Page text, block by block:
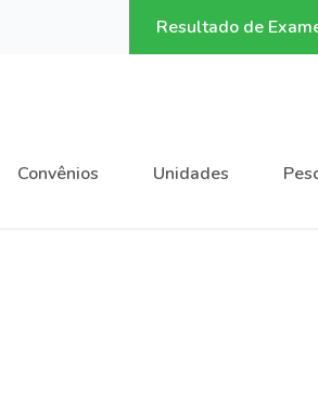
Resultado de
Convênios Unidades